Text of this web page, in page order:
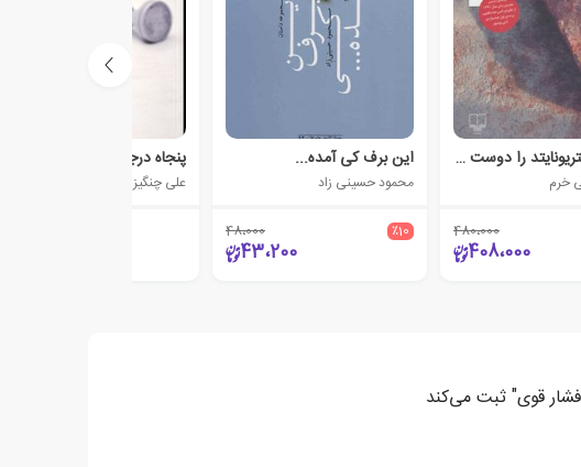
من منچستریونایتد را دوست دارم
خرم
480،000
408،000
این برف کی آمده...
محمود حسینی زاد
٪10 48،000
43،200
پنجاه درجه بالای صفر
علی چنگیزی
فشار قوی" ثبت می‌کند